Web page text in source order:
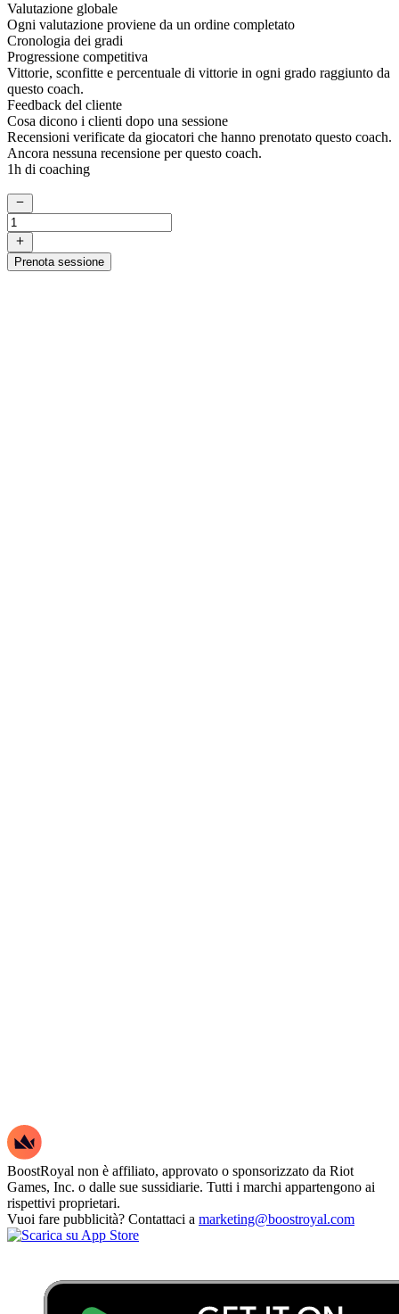
Valutazione globale
Ogni valutazione proviene da un ordine completato
Cronologia dei gradi
Progressione competitiva
Vittorie, sconfitte e percentuale di vittorie in ogni grado raggiunto da
questo coach.
Feedback del cliente
Cosa dicono i clienti dopo una sessione
Recensioni verificate da giocatori che hanno prenotato questo coach.
Ancora nessuna recensione per questo coach.
1h di coaching
Prenota sessione
BoostRoyal non è affiliato, approvato o sponsorizzato da Riot
Games, Inc. o dalle sue sussidiarie. Tutti i marchi appartengono ai
rispettivi proprietari.
Vuoi fare pubblicità? Contattaci a marketing@boostroyal.com